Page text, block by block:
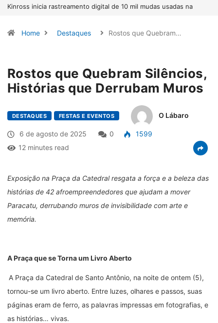
Kinross inicia rastreamento digital de 10 mil mudas usadas na
Home Destaques Rostos que Quebram…
Rostos que Quebram Silêncios,
Histórias que Derrubam Muros
DESTAQUES FESTAS E EVENTOS O Lábaro
6 de agosto de 2025 0
1599
12 minutes read
Exposição na Praça da Catedral resgata a força e a beleza das
histórias de 42 afroempreendedores que ajudam a mover
Paracatu, derrubando muros de invisibilidade com arte e
memória.
A Praça que se Torna um Livro Aberto
A Praça da Catedral de Santo Antônio, na noite de ontem (5),
tornou-se um livro aberto. Entre luzes, olhares e passos, suas
páginas eram de ferro, as palavras impressas em fotografias, e
as histórias… vivas.